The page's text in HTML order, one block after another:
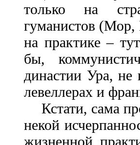
только на
гуманистов (Мор,
на практике –
бы,
династии Ура, не
левеллерах и
Кстати, сама
некой
жизненной